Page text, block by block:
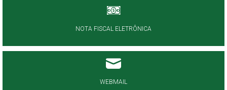
NOTA FISCAL ELETRÔNICA
WEBMAIL